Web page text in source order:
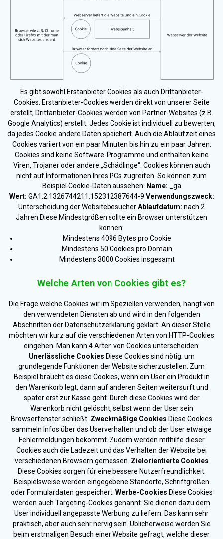
Es gibt sowohl Erstanbieter Cookies als auch Drittanbieter-
Cookies. Erstanbieter-Cookies werden direkt von unserer Seite
erstellt, Drittanbieter-Cookies werden von Partner-Websites (z.B.
Google Analytics) erstellt. Jedes Cookie ist individuell zu bewerten,
da jedes Cookie andere Daten speichert. Auch die Ablaufzeit eines
Cookies variiert von ein paar Minuten bis hin zu ein paar Jahren.
Cookies sind keine Software-Programme und enthalten keine
Viren, Trojaner oder andere „Schädlinge“. Cookies können auch
nicht auf Informationen Ihres PCs zugreifen. So können zum
Beispiel Cookie-Daten aussehen: Name: _ga
Wert: GA1.2.1326744211.152312387644-9 Verwendungszweck:
Unterscheidung der WebsitebesucherAblaufdatum: nach 2
Jahren Diese Mindestgrößen sollte ein Browser unterstützen
können:
Mindestens 4096 Bytes pro Cookie
Mindestens 50 Cookies pro Domain
Mindestens 3000 Cookies insgesamt
Welche Arten von Cookies gibt es?
Die Frage welche Cookies wir im Speziellen verwenden, hängt von
den verwendeten Diensten ab und wird in den folgenden
Abschnitten der Datenschutzerklärung geklärt. An dieser Stelle
möchten wir kurz auf die verschiedenen Arten von HTTP-Cookies
eingehen. Man kann 4 Arten von Cookies unterscheiden:
Unerlässliche Cookies Diese Cookies sind nötig, um
grundlegende Funktionen der Website sicherzustellen. Zum
Beispiel braucht es diese Cookies, wenn ein User ein Produkt in
den Warenkorb legt, dann auf anderen Seiten weitersurft und
später erst zur Kasse geht. Durch diese Cookies wird der
Warenkorb nicht gelöscht, selbst wenn der User sein
Browserfenster schließt. Zweckmäßige Cookies Diese Cookies
sammeln Infos über das Userverhalten und ob der User etwaige
Fehlermeldungen bekommt. Zudem werden mithilfe dieser
Cookies auch die Ladezeit und das Verhalten der Website bei
verschiedenen Browsern gemessen. Zielorientierte Cookies
Diese Cookies sorgen für eine bessere Nutzerfreundlichkeit.
Beispielsweise werden eingegebene Standorte, Schriftgrößen
oder Formulardaten gespeichert. Werbe-Cookies Diese Cookies
werden auch Targeting-Cookies genannt. Sie dienen dazu dem
User individuell angepasste Werbung zu liefern. Das kann sehr
praktisch, aber auch sehr nervig sein. Üblicherweise werden Sie
beim erstmaligen Besuch einer Website gefragt, welche dieser